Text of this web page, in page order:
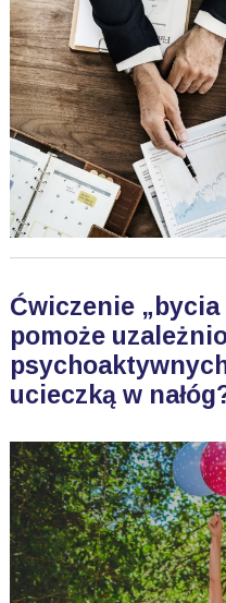
Ćwiczenie
pomoże
ucieczką w